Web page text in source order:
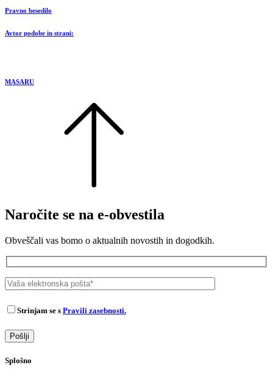
Pravno besedilo
Avtor podobe in strani:
MASARU
Naročite se na e-obvestila
Obveščali vas bomo o aktualnih novostih in dogodkih.
Strinjam se s Pravili zasebnosti.
Splošno